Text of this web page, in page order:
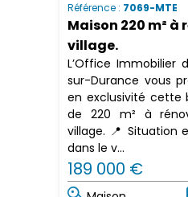
Référence : 7069-MTE
Maison 220 m²
village.
L’Office Immobilier
sur-Durance vous
en exclusivité cette
de 220 m² à
village. 📍 Situation
dans le v...
189 000 €